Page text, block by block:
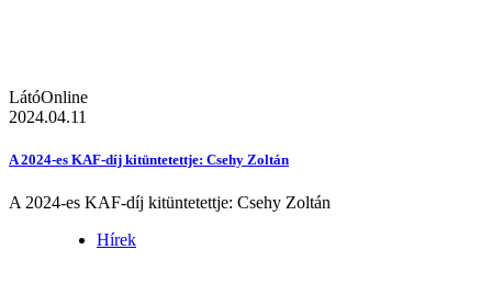
LátóOnline
2024.04.11
A 2024-es KAF-díj kitüntetettje: Csehy Zoltán
A 2024-es KAF-díj kitüntetettje: Csehy Zoltán
Hírek